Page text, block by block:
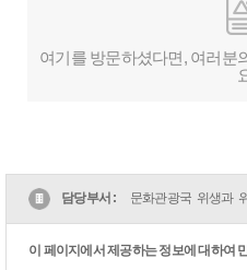
여기를 방문하셨다면, 여러분
담당부서 : 문화관광국 위생과
이 페이지에서 제공하는 정보에 대하여